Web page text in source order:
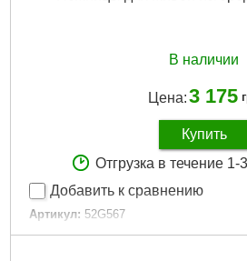
В наличии
Цена:3 175
Купить
Отгрузка в течение 1-
Добавить к сравнению
Артикул: 52G567
Код товара: 17.69.71